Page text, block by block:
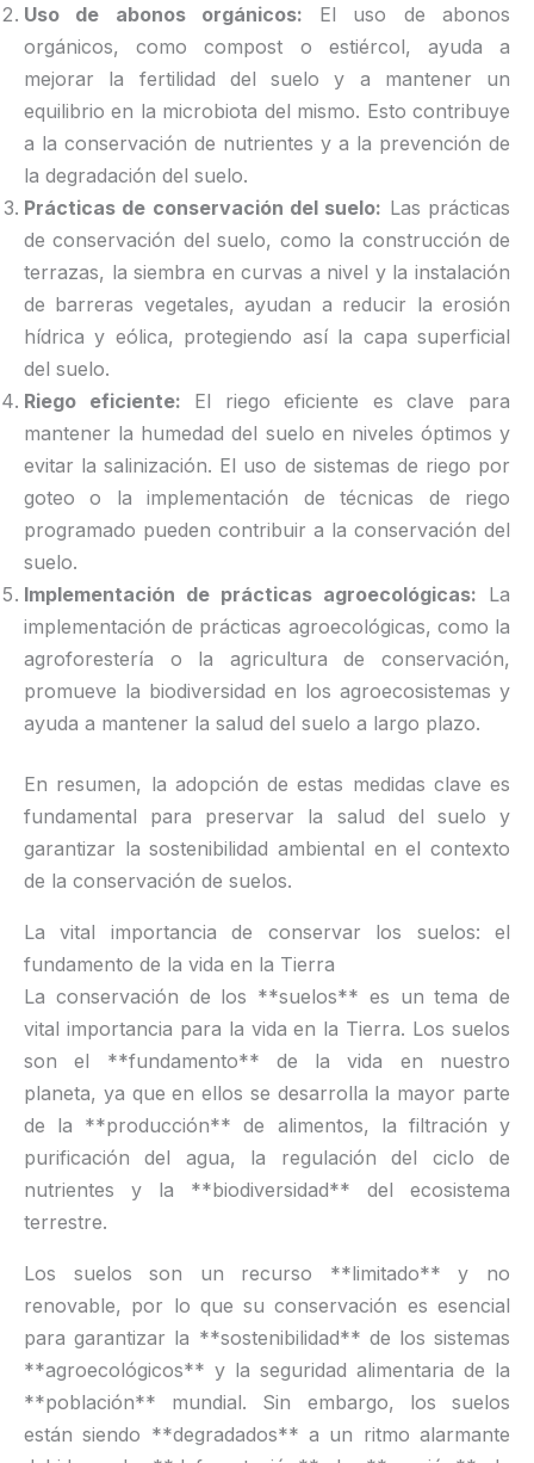
Uso de abonos orgánicos: El uso de abonos
orgánicos, como compost o estiércol, ayuda a
mejorar la fertilidad del suelo y a mantener un
equilibrio en la microbiota del mismo. Esto contribuye
a la conservación de nutrientes y a la prevención de
la degradación del suelo.
Prácticas de conservación del suelo: Las prácticas
de conservación del suelo, como la construcción de
terrazas, la siembra en curvas a nivel y la instalación
de barreras vegetales, ayudan a reducir la erosión
hídrica y eólica, protegiendo así la capa superficial
del suelo.
Riego eficiente: El riego eficiente es clave para
mantener la humedad del suelo en niveles óptimos y
evitar la salinización. El uso de sistemas de riego por
goteo o la implementación de técnicas de riego
programado pueden contribuir a la conservación del
suelo.
Implementación de prácticas agroecológicas: La
implementación de prácticas agroecológicas, como la
agroforestería o la agricultura de conservación,
promueve la biodiversidad en los agroecosistemas y
ayuda a mantener la salud del suelo a largo plazo.
En resumen, la adopción de estas medidas clave es
fundamental para preservar la salud del suelo y
garantizar la sostenibilidad ambiental en el contexto
de la conservación de suelos.
La vital importancia de conservar los suelos: el
fundamento de la vida en la Tierra
La conservación de los **suelos** es un tema de
vital importancia para la vida en la Tierra. Los suelos
son el **fundamento** de la vida en nuestro
planeta, ya que en ellos se desarrolla la mayor parte
de la **producción** de alimentos, la filtración y
purificación del agua, la regulación del ciclo de
nutrientes y la **biodiversidad** del ecosistema
terrestre.
Los suelos son un recurso **limitado** y no
renovable, por lo que su conservación es esencial
para garantizar la **sostenibilidad** de los sistemas
**agroecológicos** y la seguridad alimentaria de la
**población** mundial. Sin embargo, los suelos
están siendo **degradados** a un ritmo alarmante